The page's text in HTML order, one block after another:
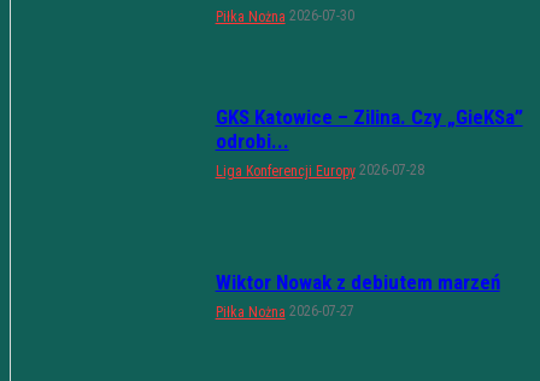
Piłka Nożna 2026-07-30
GKS Katowice – Zilina. Czy „GieKSa”
odrobi...
Liga Konferencji Europy 2026-07-28
Wiktor Nowak z debiutem marzeń
Piłka Nożna 2026-07-27